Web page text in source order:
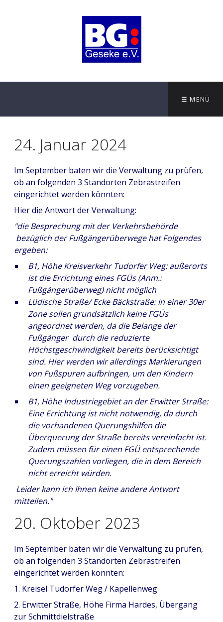
☰ MENÜ
24. Januar 2024
Im September baten wir die Verwaltung zu prüfen,
ob an folgenden 3 Standorten Zebrastreifen
eingerichtet werden könnten:
Hier die Antwort der Verwaltung:
"die Besprechung mit der Verkehrsbehörde
bezüglich der Fußgängerüberwege hat Folgendes
ergeben:
B1, Höhe Kreisverkehr Tudorfer Weg: außerorts
ist die Errichtung eines FGÜs (Anm.:
Fußgängerüberweg) nicht möglich
Lüdische Straße/ Ecke Bäckstraße: in einer 30er
Zone sollen grundsätzlich keine FGÜs
angeordnet werden, da die Belange der
Fußgänger durch die reduzierte
Höchstgeschwindigkeit bereits berücksichtigt
sind. Hier werden wir allerdings Markierungen
von Fußspuren aufbringen, um den Kindern
einen geeigneten Weg vorzugeben.
B1, Höhe Industriegebiet an der Erwitter Straße:
Eine Errichtung ist nicht notwendig, da durch
die vorhandenen Querungshilfen die
Überquerung der Straße bereits vereinfacht ist.
Zudem müssen für einen FGÜ entsprechende
Querungszahlen vorliegen, die in dem Bereich
nicht erreicht würden.
Leider kann ich Ihnen keine andere Antwort
mitteilen."
20. Oktober 2023
Im September baten wir die Verwaltung zu prüfen,
ob an folgenden 3 Standorten Zebrastreifen
eingerichtet werden könnten:
1. Kreisel Tudorfer Weg / Kapellenweg
2. Erwitter Straße, Höhe Firma Hardes, Übergang
zur Schmittdielstraße